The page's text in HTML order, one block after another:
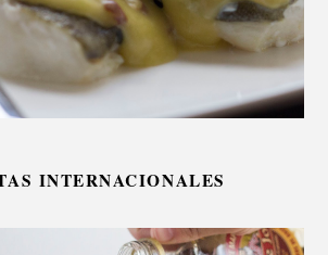
INTERNACIONALES